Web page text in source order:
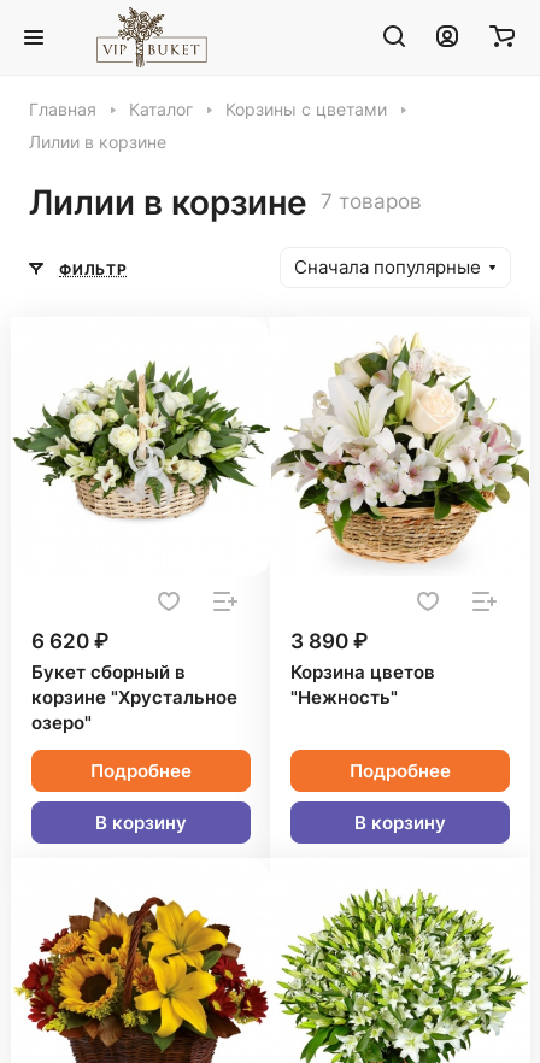
Главная Каталог
Корзины с цветами
Лилии в корзине
Лилии в корзине 7 товаров
ФИЛЬТР Сначала популярные
6 620 ₽
Букет сборный в
корзине "Хрустальное
озеро"
Подробнее
В корзину
3 890 ₽
Корзина цветов
"Нежность"
Подробнее
В корзину